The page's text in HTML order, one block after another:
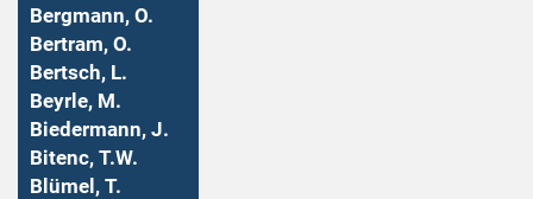
Bergmann, O.
Bertram, O.
Bertsch, L.
Beyrle, M.
Biedermann, J.
Bitenc, T.W.
Blümel, T.